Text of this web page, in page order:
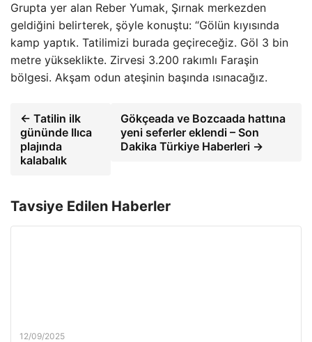
Grupta yer alan Reber Yumak, Şırnak merkezden
geldiğini belirterek, şöyle konuştu: “Gölün kıyısında
kamp yaptık. Tatilimizi burada geçireceğiz. Göl 3 bin
metre yükseklikte. Zirvesi 3.200 rakımlı Faraşin
bölgesi. Akşam odun ateşinin başında ısınacağız.
← Tatilin ilk
gününde Ilıca
plajında ​​
kalabalık
Gökçeada ve Bozcaada hattına
yeni seferler eklendi – Son
Dakika Türkiye Haberleri →
Tavsiye Edilen Haberler
12/09/2025